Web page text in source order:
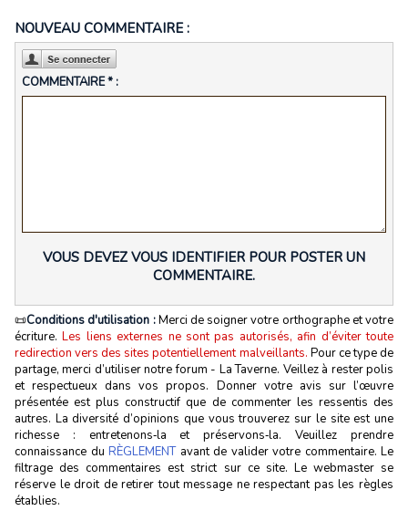
NOUVEAU COMMENTAIRE :
COMMENTAIRE * :
VOUS DEVEZ VOUS IDENTIFIER POUR POSTER UN
COMMENTAIRE.
📜Conditions d'utilisation :Merci de soigner votre orthographe et votre
écriture.Les liens externes ne sont pas autorisés, afin d’éviter toute
redirection vers des sites potentiellement malveillants. Pour ce type de
partage, merci d’utiliser notre forum - La Taverne. Veillez à rester polis
et respectueux dans vos propos. Donner votre avis sur l’œuvre
présentée est plus constructif que de commenter les ressentis des
autres. La diversité d’opinions que vous trouverez sur le site est une
richesse : entretenons‑la et préservons‑la. Veuillez prendre
connaissance du RÈGLEMENTavant de valider votre commentaire. Le
filtrage des commentaires est strict sur ce site. Le webmaster se
réserve le droit de retirer tout message ne respectant pas les règles
établies.